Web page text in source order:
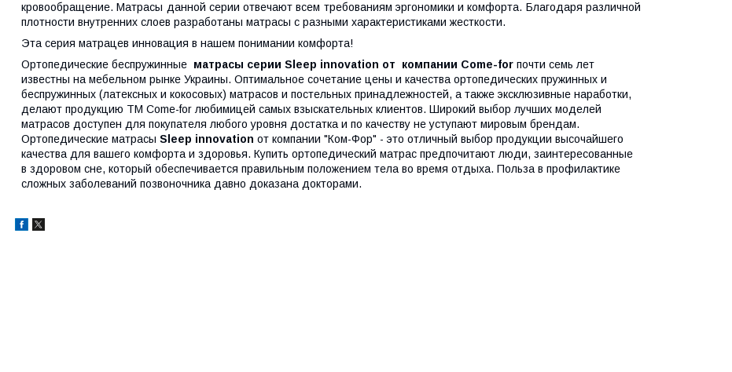
кровообращение. Матрасы данной серии отвечают всем требованиям эргономики и комфорта. Благодаря различной
плотности внутренних слоев разработаны матрасы с разными характеристиками жесткости.
Эта серия матрацев инновация в нашем понимании комфорта!
Ортопедические беспружинные матрасы серии Sleep innovation от компании Come-for почти семь лет
известны на мебельном рынке Украины. Оптимальное сочетание цены и качества ортопедических пружинных и
беспружинных (латексных и кокосовых) матрасов и постельных принадлежностей, а также эксклюзивные наработки,
делают продукцию ТМ Сome-for любимицей самых взыскательных клиентов. Широкий выбор лучших моделей
матрасов доступен для покупателя любого уровня достатка и по качеству не уступают мировым брендам.
Ортопедические матрасы Sleep innovation от компании "Ком-Фор" - это отличный выбор продукции высочайшего
качества для вашего комфорта и здоровья. Купить ортопедический матрас предпочитают люди, заинтересованные
в здоровом сне, который обеспечивается правильным положением тела во время отдыха. Польза в профилактике
сложных заболеваний позвоночника давно доказана докторами.